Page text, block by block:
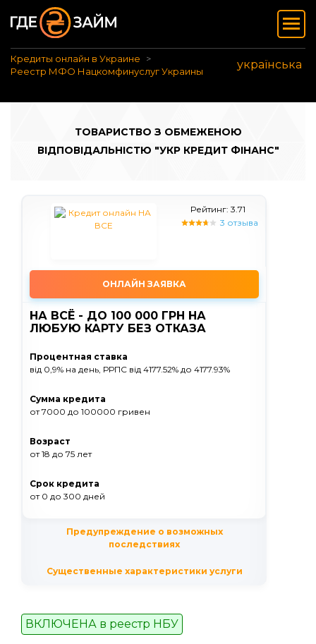
Кредиты онлайн в Украине
Реестр МФО Нацкомфинуслуг Украины
українська
ТОВАРИСТВО З ОБМЕЖЕНОЮ
ВІДПОВІДАЛЬНІСТЮ "УКР КРЕДИТ ФІНАНС"
Рейтинг: 3.71
3 отзыва
ОНЛАЙН ЗАЯВКА
НА ВСЁ - ДО 100 000 ГРН НА
ЛЮБУЮ КАРТУ БЕЗ ОТКАЗА
Процентная ставка
від 0,9% на день, РРПС вiд 4177.52% до 4177.93%
Сумма кредита
от 7000 до 100000 гривен
Возраст
от 18 до 75 лет
Срок кредита
от 0 до 300 дней
Предупреждение о возможных
последствиях
Существенные характеристики услуги
ВКЛЮЧЕНА в реестр НБУ